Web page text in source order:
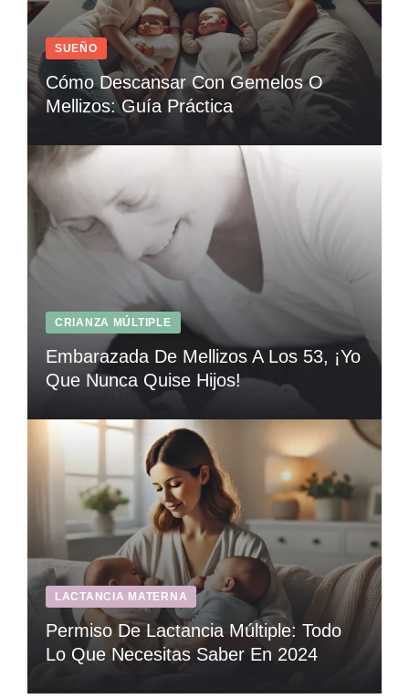
SUEÑO
Cómo Descansar Con Gemelos O
Mellizos: Guía Práctica
CRIANZA MÚLTIPLE
Embarazada De Mellizos A Los 53, ¡Yo
Que Nunca Quise Hijos!
LACTANCIA MATERNA
Permiso De Lactancia Múltiple: Todo
Lo Que Necesitas Saber En 2024